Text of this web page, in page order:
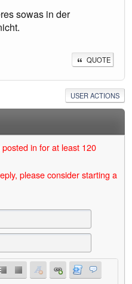
sowas in der
QUOTE
USER ACTIONS
in for at least 120
please consider starting a